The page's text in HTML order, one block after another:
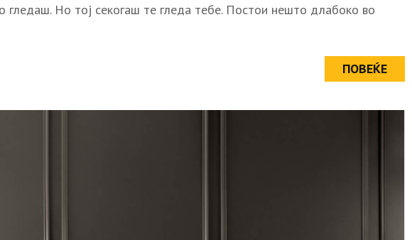
гледаш. Но тој секогаш те гледа тебе. Постои нешто длабоко во
ПОВЕЌЕ